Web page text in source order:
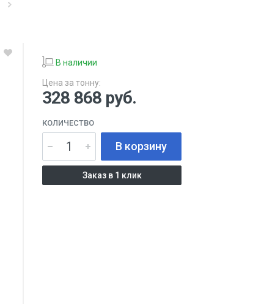
В наличии
Цена за тонну:
328 868 руб.
КОЛИЧЕСТВО
В корзину
Заказ в 1 клик